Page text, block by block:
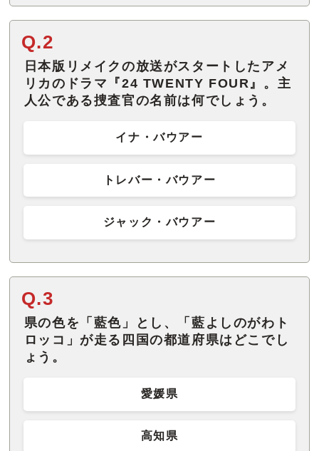
Q.2
日本版リメイクの放送がスタートしたアメ
リカのドラマ『24 TWENTY FOUR』。主
人公である捜査官の名前は何でしょう。
イナ・バウアー
トレバー・バウアー
ジャック・バウアー
Q.3
県の色を「藍色」とし、「藍よしのがわト
ロッコ」が走る四国の都道府県はどこでし
ょう。
愛媛県
高知県